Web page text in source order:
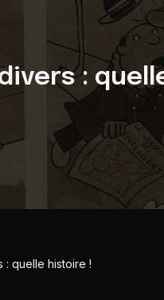
:
: quelle histoire !